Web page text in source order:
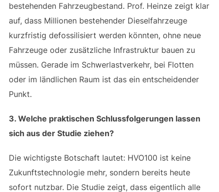
bestehenden Fahrzeugbestand. Prof. Heinze zeigt klar
auf, dass Millionen bestehender Dieselfahrzeuge
kurzfristig defossilisiert werden könnten, ohne neue
Fahrzeuge oder zusätzliche Infrastruktur bauen zu
müssen. Gerade im Schwerlastverkehr, bei Flotten
oder im ländlichen Raum ist das ein entscheidender
Punkt.
3. Welche praktischen Schlussfolgerungen lassen
sich aus der Studie ziehen?
Die wichtigste Botschaft lautet: HVO100 ist keine
Zukunftstechnologie mehr, sondern bereits heute
sofort nutzbar. Die Studie zeigt, dass eigentlich alle